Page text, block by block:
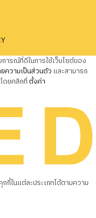
ารณ์ที่ดีในการใช้เว็บไซต์ของ
ความเป็นส่วนตัว และสามารถ
ดยคลิกที่ตั้งค่า
ในแต่ละประเภทได้ตามความ